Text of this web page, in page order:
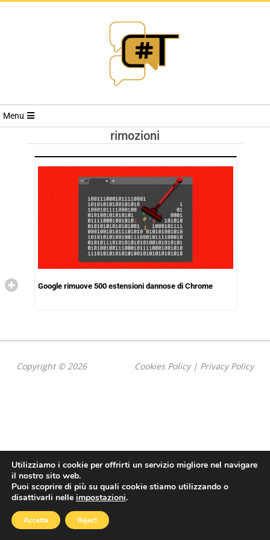
RIVISTA
TRENDS
Menu
rimozioni
Google rimuove 500 estensioni dannose di Chrome
Copyright © 2026 Cookies Policy| Privacy Policy
Utilizziamo i cookie per offrirti un servizio migliore nel navigare
il nostro sito web.
Puoi scoprire di più su quali cookie stiamo utilizzando o
disattivarli nelle impostazioni.
Accetta Reject